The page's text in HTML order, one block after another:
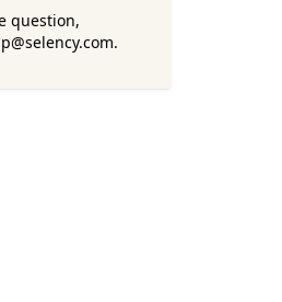
question,